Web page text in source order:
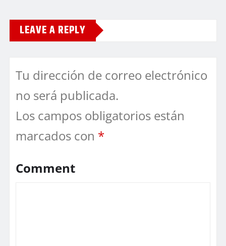
LEAVE A REPLY
Tu dirección de correo electrónico
no será publicada.
Los campos obligatorios están
marcados con *
Comment